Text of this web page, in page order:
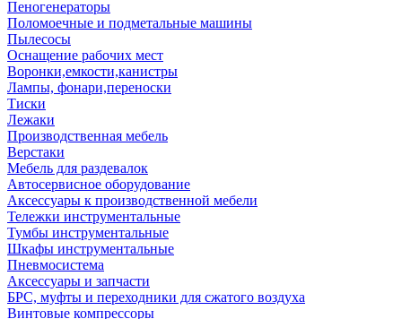
Пеногенераторы
Поломоечные и подметальные машины
Пылесосы
Оснащение рабочих мест
Воронки,емкости,канистры
Лампы, фонари,переноски
Тиски
Лежаки
Производственная мебель
Верстаки
Мебель для раздевалок
Автосервисное оборудование
Аксессуары к производственной мебели
Тележки инструментальные
Тумбы инструментальные
Шкафы инструментальные
Пневмосистема
Аксессуары и запчасти
БРС, муфты и переходники для сжатого воздуха
Винтовые компрессоры